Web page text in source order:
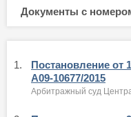
Документы с
1.
Постановление от
А09-10677/2015
Арбитражный суд